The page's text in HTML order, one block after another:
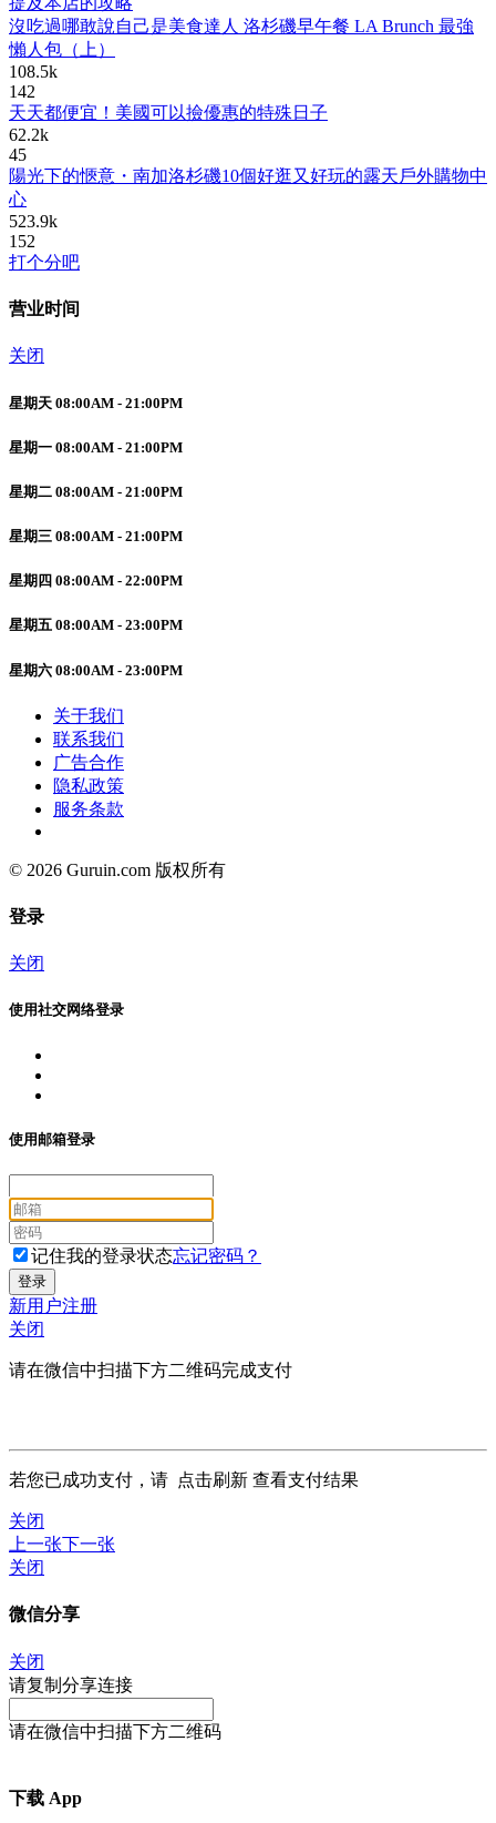
沒吃過哪敢說自己是美食達人 洛杉磯早午餐 LA Brunch 最強
懶人包（上）
108.5k
142
天天都便宜！美國可以撿優惠的特殊日子
62.2k
45
陽光下的愜意・南加洛杉磯10個好逛又好玩的露天戶外購物中
心
523.9k
152
打个分吧
营业时间
关闭
星期天 08:00AM - 21:00PM
星期一 08:00AM - 21:00PM
星期二 08:00AM - 21:00PM
星期三 08:00AM - 21:00PM
星期四 08:00AM - 22:00PM
星期五 08:00AM - 23:00PM
星期六 08:00AM - 23:00PM
关于我们
联系我们
广告合作
隐私政策
服务条款
© 2026 Guruin.com 版权所有
登录
关闭
使用社交网络登录
使用邮箱登录
记住我的登录状态忘记密码？
新用户注册
关闭
请在微信中扫描下方二维码完成支付
若您已成功支付，请 点击刷新 查看支付结果
关闭
上一张下一张
关闭
微信分享
关闭
请复制分享连接
请在微信中扫描下方二维码
下载 App